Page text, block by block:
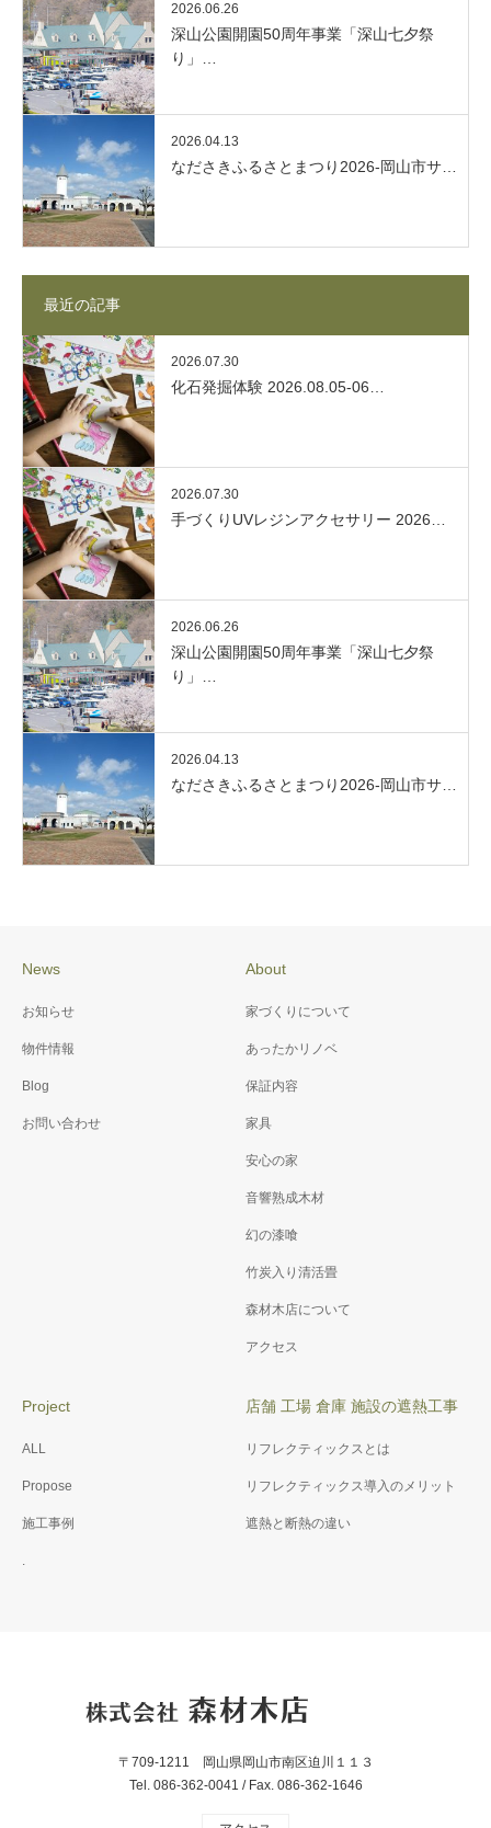
2026.06.26
深山公園開園50周年事業「深山七夕祭
り」…
2026.04.13
なださきふるさとまつり2026-岡山市サ…
最近の記事
2026.07.30
化石発掘体験 2026.08.05-06…
2026.07.30
手づくりUVレジンアクセサリー 2026…
2026.06.26
深山公園開園50周年事業「深山七夕祭
り」…
2026.04.13
なださきふるさとまつり2026-岡山市サ…
News
お知らせ
物件情報
Blog
お問い合わせ
About
家づくりについて
あったかリノベ
保証内容
家具
安心の家
音響熟成木材
幻の漆喰
竹炭入り清活畳
森材木店について
アクセス
Project
ALL
Propose
施工事例
.
店舗 工場 倉庫 施設の遮熱工事
リフレクティックスとは
リフレクティックス導入のメリット
遮熱と断熱の違い
〒709-1211 岡山県岡山市南区迫川１１３
Tel. 086-362-0041 / Fax. 086-362-1646